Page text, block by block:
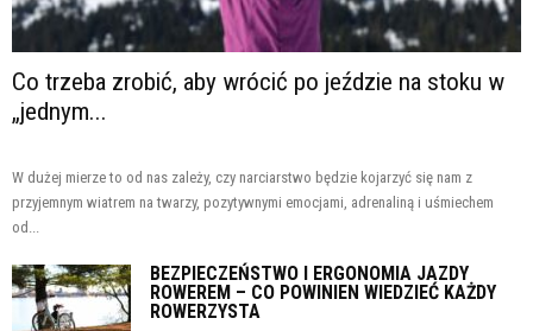
Co trzeba zrobić, aby wrócić po jeździe na stoku w
„jednym...
W dużej mierze to od nas zależy, czy narciarstwo będzie kojarzyć się nam z
przyjemnym wiatrem na twarzy, pozytywnymi emocjami, adrenaliną i uśmiechem
od...
BEZPIECZEŃSTWO I ERGONOMIA JAZDY
ROWEREM – CO POWINIEN WIEDZIEĆ KAŻDY
ROWERZYSTA